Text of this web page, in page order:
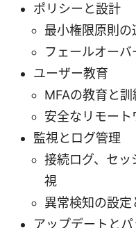
ポリシーと設計
最小権限原則の
フェールオー
ユーザー教育
MFAの教育と訓
安全なリモート
監視とログ管理
接続ログ、セッ
視
異常検知の設定
アップデートと